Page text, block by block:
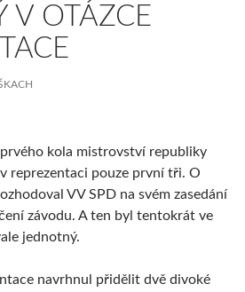
V OTÁZCE
kola mistrovství republiky
reprezentaci pouze první tři. O
VV SPD na svém zasedání
závodu. A ten byl tentokrát ve
jednotný.
navrhnul přidělit dvě divoké